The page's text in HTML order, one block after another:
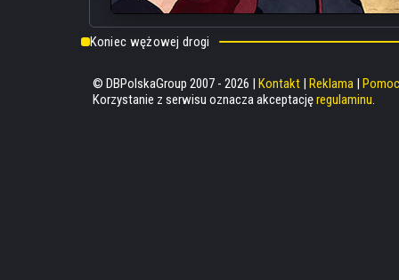
Koniec wężowej drogi
© DBPolskaGroup 2007 - 2026 | Kontakt| Reklama| Pomoc
Korzystanie z serwisu oznacza akceptacjęregulaminu.